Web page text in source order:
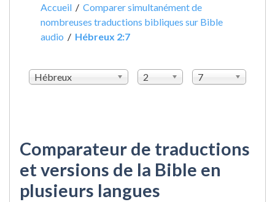
Accueil /Comparer simultanément de
nombreuses traductions bibliques sur Bible
audio / Hébreux 2:7
Hébreux 2 7
Comparateur de traductions
et versions de la Bible en
plusieurs langues